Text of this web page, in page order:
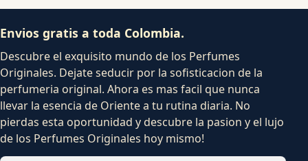
Envios gratis a toda Colombia.
Descubre el exquisito mundo de los Perfumes
Originales. Dejate seducir por la sofisticacion de la
perfumeria original. Ahora es mas facil que nunca
llevar la esencia de Oriente a tu rutina diaria. No
pierdas esta oportunidad y descubre la pasion y el lujo
de los Perfumes Originales hoy mismo!